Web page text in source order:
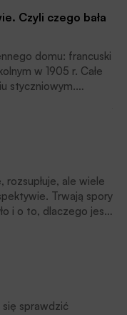
Czyli czego bała
domu: francuski
w 1905 r. Całe
styczniowym.
do PPS-iaków w
rozsupłuje, ale wiele
Trwają spory
i o to, dlaczego jest
sprawdzić